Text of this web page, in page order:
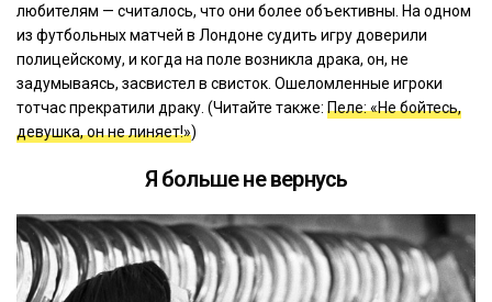
любителям — считалось, что они более объективны. На одном
из футбольных матчей в Лондоне судить игру доверили
полицейскому, и когда на поле возникла драка, он, не
задумываясь, засвистел в свисток. Ошеломленные игроки
тотчас прекратили драку. (Читайте также: Пеле: «Не бойтесь,
девушка, он не линяет!»)
Я больше не вернусь